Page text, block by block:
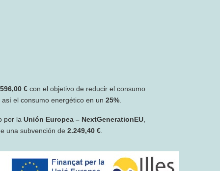
€ con el objetivo de reducir el consumo
el consumo energético en un 25%.
por la Unión Europea – NextGenerationEU,
una subvención de 2.249,40 €.